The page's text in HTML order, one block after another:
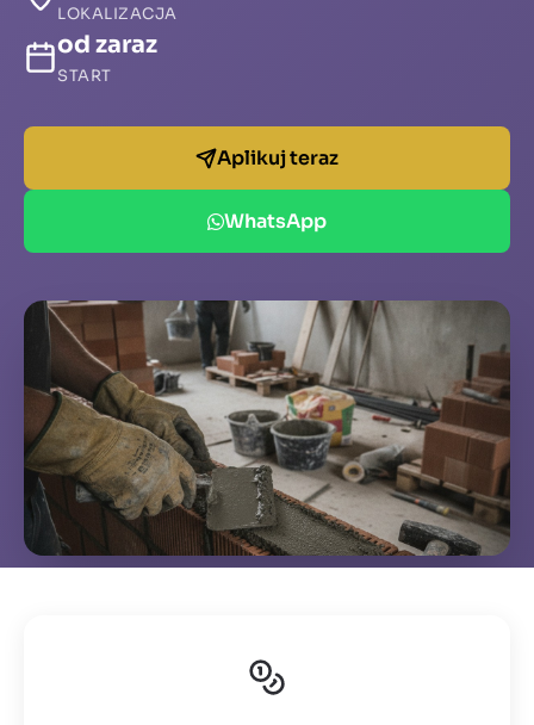
LOKALIZACJA
od zaraz
START
Aplikuj teraz
WhatsApp